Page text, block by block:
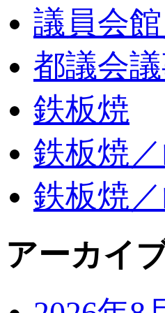
議員会
都議会
鉄板焼
鉄板焼
鉄板焼
アーカイ